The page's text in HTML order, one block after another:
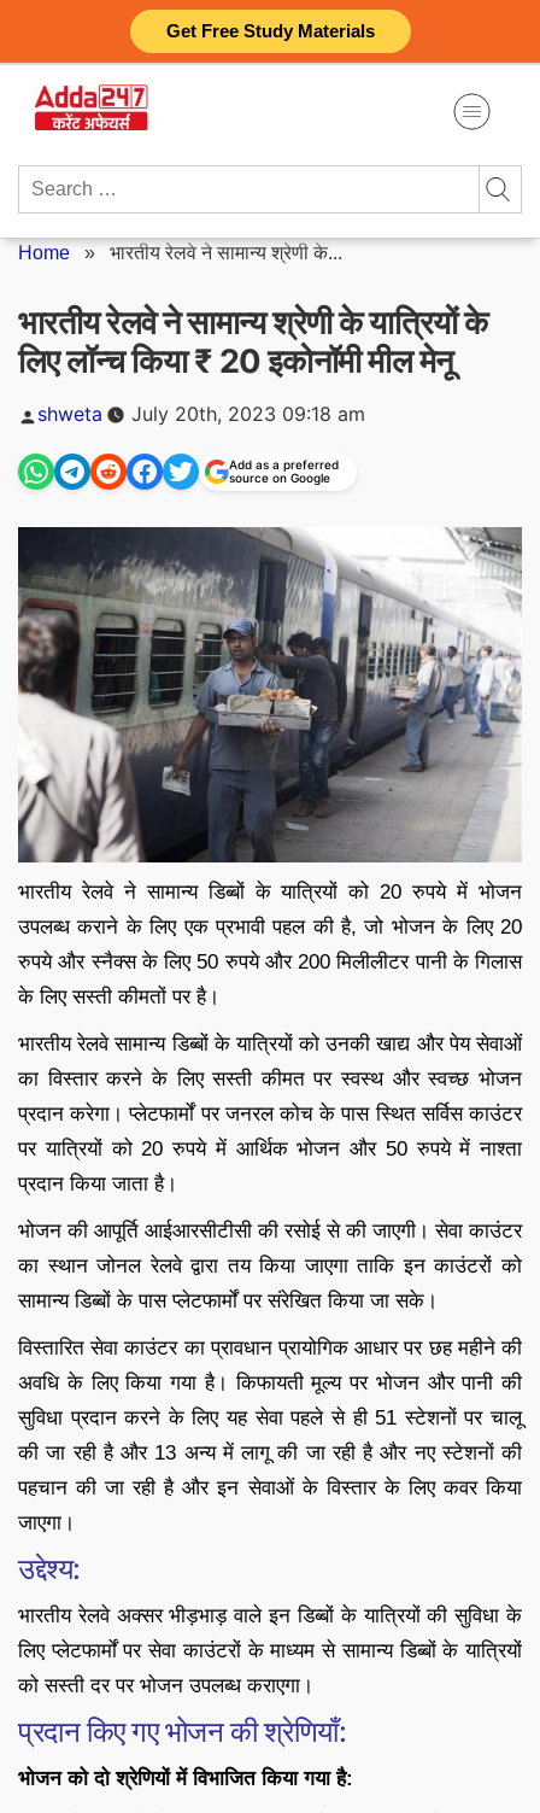
Get Free Study Materials
content
Search
Home » भारतीय रेलवे ने सामान्य श्रेणी के...
भारतीय रेलवे ने सामान्य श्रेणी के यात्रियों के
लिए लॉन्च किया ₹ 20 इकोनॉमी मील मेनू
Posted
by
shweta July 20th, 2023 09:18 am
Add as a preferred
source on Google
भारतीय रेलवे ने सामान्य डिब्बों के यात्रियों को 20 रुपये में भोजन
उपलब्ध कराने के लिए एक प्रभावी पहल की है, जो भोजन के लिए 20
रुपये और स्नैक्स के लिए 50 रुपये और 200 मिलीलीटर पानी के गिलास
के लिए सस्ती कीमतों पर है।
भारतीय रेलवे सामान्य डिब्बों के यात्रियों को उनकी खाद्य और पेय सेवाओं
का विस्तार करने के लिए सस्ती कीमत पर स्वस्थ और स्वच्छ भोजन
प्रदान करेगा। प्लेटफार्मों पर जनरल कोच के पास स्थित सर्विस काउंटर
पर यात्रियों को 20 रुपये में आर्थिक भोजन और 50 रुपये में नाश्ता
प्रदान किया जाता है।
भोजन की आपूर्ति आईआरसीटीसी की रसोई से की जाएगी। सेवा काउंटर
का स्थान जोनल रेलवे द्वारा तय किया जाएगा ताकि इन काउंटरों को
सामान्य डिब्बों के पास प्लेटफार्मों पर संरेखित किया जा सके।
विस्तारित सेवा काउंटर का प्रावधान प्रायोगिक आधार पर छह महीने की
अवधि के लिए किया गया है। किफायती मूल्य पर भोजन और पानी की
सुविधा प्रदान करने के लिए यह सेवा पहले से ही 51 स्टेशनों पर चालू
की जा रही है और 13 अन्य में लागू की जा रही है और नए स्टेशनों की
पहचान की जा रही है और इन सेवाओं के विस्तार के लिए कवर किया
जाएगा।
उद्देश्य:
भारतीय रेलवे अक्सर भीड़भाड़ वाले इन डिब्बों के यात्रियों की सुविधा के
लिए प्लेटफार्मों पर सेवा काउंटरों के माध्यम से सामान्य डिब्बों के यात्रियों
को सस्ती दर पर भोजन उपलब्ध कराएगा।
प्रदान किए गए भोजन की श्रेणियाँ:
भोजन को दो श्रेणियों में विभाजित किया गया है: